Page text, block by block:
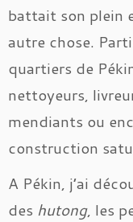
battait son plein
autre chose.
quartiers de
nettoyeurs,
mendiants ou
construction
A Pékin, j’ai
des hutong, les